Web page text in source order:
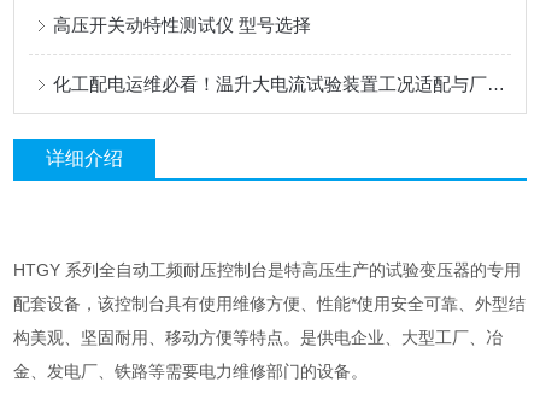
高压开关动特性测试仪 型号选择
化工配电运维必看！温升大电流试验装置工况适配与厂家解析
详细介绍
HTGY 系列全自动工频耐压控制台是特高压生产的试验变压器的专用
配套设备，该控制台具有使用维修方便、性能*使用安全可靠、外型结
构美观、坚固耐用、移动方便等特点。是供电企业、大型工厂、冶
金、发电厂、铁路等需要电力维修部门的设备。